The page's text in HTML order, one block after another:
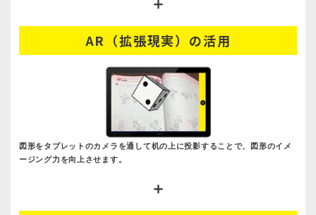
＋
AR（拡張現実）の活用
図形をタブレットのカメラを通して机の上に投影することで、図形のイメ
ージング力を向上させます。
＋